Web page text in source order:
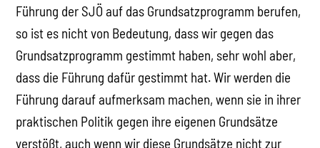
Führung der SJÖ auf das Grundsatzprogramm berufen,
so ist es nicht von Bedeutung, dass wir gegen das
Grundsatzprogramm gestimmt haben, sehr wohl aber,
dass die Führung dafür gestimmt hat. Wir werden die
Führung darauf aufmerksam machen, wenn sie in ihrer
praktischen Politik gegen ihre eigenen Grundsätze
verstößt, auch wenn wir diese Grundsätze nicht zur